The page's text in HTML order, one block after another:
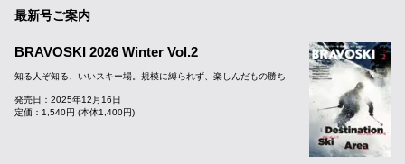
最新号ご案内
BRAVOSKI 2026 Winter Vol.2
知る人ぞ知る、いいスキー場。規模に縛られず、楽しんだもの勝ち
発売日：2025年12月16日
定価：1,540円 (本体1,400円)